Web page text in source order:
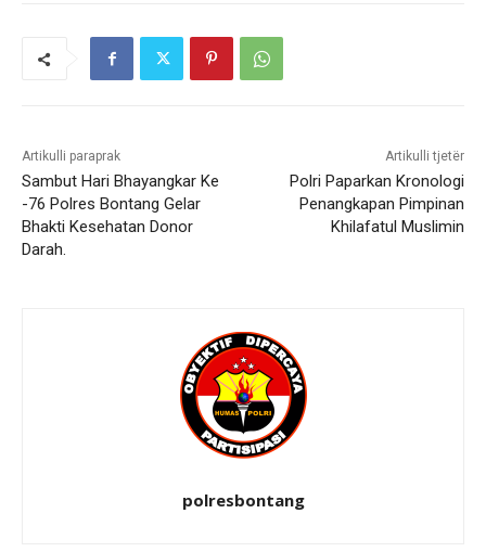
Artikulli paraprak
Sambut Hari Bhayangkar Ke
-76 Polres Bontang Gelar
Bhakti Kesehatan Donor
Darah.
Artikulli tjetër
Polri Paparkan Kronologi
Penangkapan Pimpinan
Khilafatul Muslimin
polresbontang